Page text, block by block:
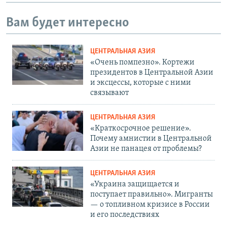
Вам будет интересно
ЦЕНТРАЛЬНАЯ АЗИЯ
«Очень помпезно». Кортежи
президентов в Центральной Азии
и эксцессы, которые с ними
связывают
ЦЕНТРАЛЬНАЯ АЗИЯ
«Краткосрочное решение».
Почему амнистии в Центральной
Азии не панацея от проблемы?
ЦЕНТРАЛЬНАЯ АЗИЯ
«Украина защищается и
поступает правильно». Мигранты
— о топливном кризисе в России
и его последствиях